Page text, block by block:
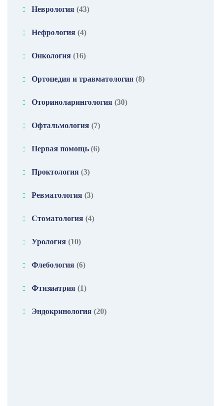
Неврология (43)
Нефрология (4)
Онкология (16)
Ортопедия и травматология (8)
Оториноларингология (30)
Офтальмология (7)
Первая помощь (6)
Проктология (3)
Ревматология (3)
Стоматология (4)
Урология (10)
Флебология (6)
Фтизиатрия (1)
Эндокринология (20)